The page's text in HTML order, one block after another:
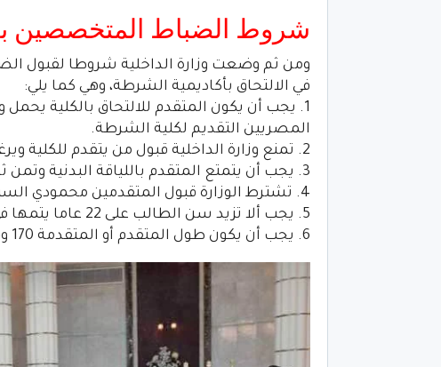
شروط الضباط المتخصصين
في الالتحاق بأكاديمية الشرطة، وهي كما يلي:
1. يجب أن يكون المتقدم للالتحاق بالكلية
المصريين التقديم لكلية الشرطة.
2. تمنع وزارة الداخلية قبول من يتقدم للكلية ويرغب في الزواج أثناء الدراسة بها.
3. يجب أن يتمتع المتقدم باللياقة البدنية وتمن ثم كون صحته جيدة وأن يتخطى الاختبارات.
4. تشترط الوزارة قبول المتقدمين محمودي السيرة ومن ثم السمعة الطيبة.
5. يجب ألا تزيد سن الطالب على 22 عاما يتمها في أكتوبر المقبل.
6. يجب أن يكون طول المتقدم أو المتقدمة 170 و165 للذكور كحد أدنى.